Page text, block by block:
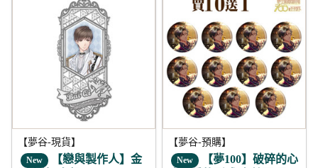
【夢谷-現貨】
New 【戀與製作人】金
【夢谷-預購】
New 【夢100】破碎的心